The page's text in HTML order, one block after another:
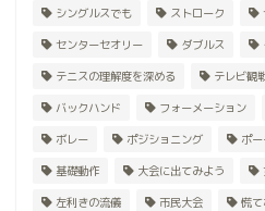
シングルスでも ストローク
センターセオリー ダブルス
テニスの理解度を深める テレビ観
バックハンド フォーメーション
ボレー ポジショニング ポ
基礎動作 大会に出てみよう
左利きの流儀 市民大会 慌て